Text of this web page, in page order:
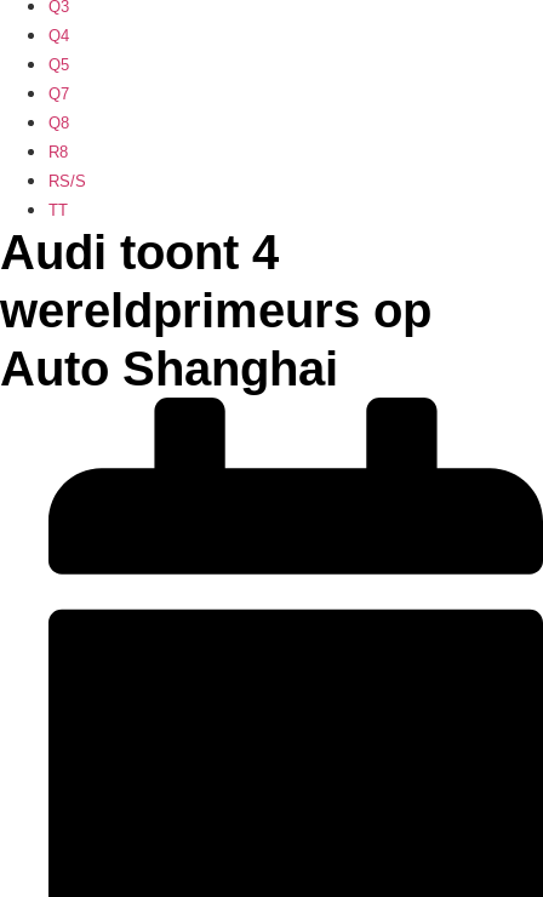
Q3
Q4
Q5
Q7
Q8
R8
RS/S
TT
Audi toont 4
wereldprimeurs op
Auto Shanghai